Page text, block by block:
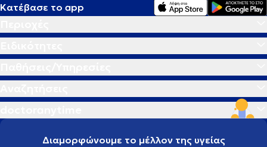
Κατέβασε το app
Διαμορφώνουμε το μέλλον της υγείας